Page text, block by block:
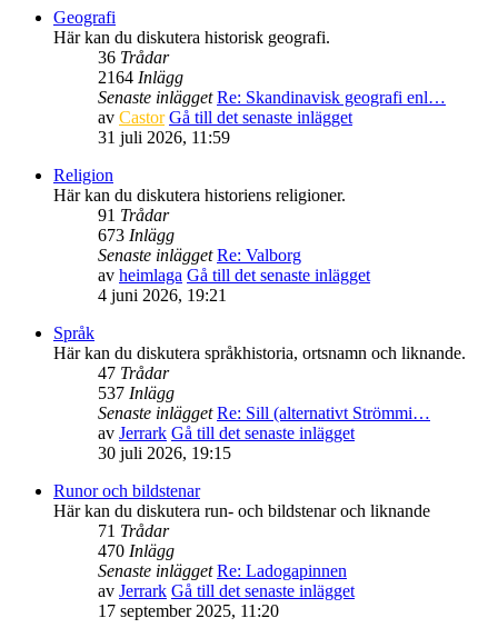
Geografi
Här kan du diskutera historisk geografi.
36 Trådar
2164 Inlägg
Senaste inlägget Re: Skandinavisk geografi enl…
av Castor Gå till det senaste inlägget
31 juli 2026, 11:59
Religion
Här kan du diskutera historiens religioner.
91 Trådar
673 Inlägg
Senaste inlägget Re: Valborg
av heimlaga Gå till det senaste inlägget
4 juni 2026, 19:21
Språk
Här kan du diskutera språkhistoria, ortsnamn och liknande.
47 Trådar
537 Inlägg
Senaste inlägget Re: Sill (alternativt Strömmi…
av Jerrark Gå till det senaste inlägget
30 juli 2026, 19:15
Runor och bildstenar
Här kan du diskutera run- och bildstenar och liknande
71 Trådar
470 Inlägg
Senaste inlägget Re: Ladogapinnen
av Jerrark Gå till det senaste inlägget
17 september 2025, 11:20